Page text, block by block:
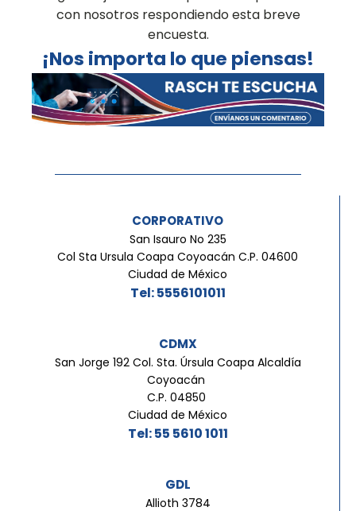
con nosotros respondiendo esta breve
encuesta.
¡Nos importa lo que piensas!
CORPORATIVO
San Isauro No 235
Col Sta Ursula Coapa Coyoacán C.P. 04600
Ciudad de México
Tel: 5556101011
CDMX
San Jorge 192 Col. Sta. Úrsula Coapa Alcaldía
Coyoacán
C.P. 04850
Ciudad de México
Tel: 55 5610 1011
GDL
Allioth 3784